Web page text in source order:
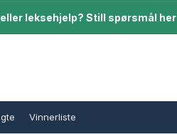
leksehjelp? Still spørsmål her
Vinnerliste